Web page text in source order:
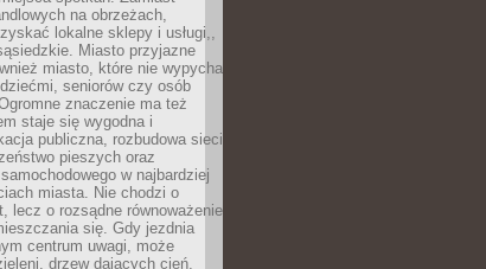
na obrzeżach,
lokalne sklepy i usługi,,
Miasto przyjazne
miasto, które nie wypycha
seniorów czy osób
znaczenie ma też
staje się wygodna i
publiczna, rozbudowa sieci
pieszych oraz
w najbardziej
miasta. Nie chodzi o
lecz o rozsądne równoważenie
się. Gdy jezdnia
centrum uwagi, może
drzew dających cień,